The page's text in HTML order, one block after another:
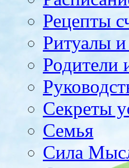
Рецепты
Ритуалы и
Родители
Секреты
Семья
Сила